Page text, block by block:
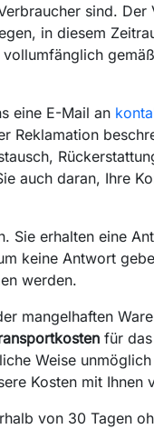
sind. Der
in diesem
eine E-Mail an
Reklamation
auch daran, Ihre
Sie erhalten eine
keine Antwort
werden.
mangelhaften
für
Weise
Kosten mit Ihnen
von 30 Tagen